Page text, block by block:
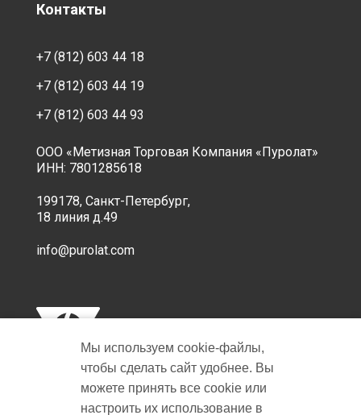
Контакты
+7 (812) 603 44 18
+7 (812) 603 44 19
+7 (812) 603 44 93
ООО «Метизная Торговая Компания «Пуролат»
ИНН: 7801285618
199178, Санкт-Петербург,
18 линия д.49
info@purolat.com
Мы используем cookie‑файлы,
чтобы сделать сайт удобнее. Вы
можете принять все cookie или
настроить их использование в